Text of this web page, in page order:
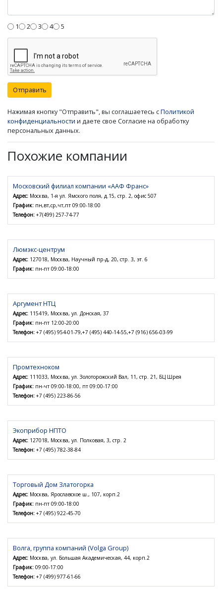
1 2 3 4 5
Отправить
Нажимая кнопку "Отправить", вы соглашаетесь сПолитикой
конфиденциальности и даете свое Согласие на обработку
персональных данных.
Похожие компании
Московский филиал компании «ААФ Франс»
Адрес: Москва, 1-я ул. Ямского поля, д.15, стр. 2, офис 507
График: пн,вт,ср,чт,пт 09:00-18:00
Телефон: +7(499) 257-74-77
Люмэкс-центрум
Адрес: 127018, Москва, Научный пр-д, 20, стр. 3, эт. 6
График: пн-пт 09:00-18:00
Аргумент НТЦ
Адрес: 115419, Москва, ул. Донская, 37
График: пн-пт 12:00-20:00
Телефон: +7 (495) 954-01-79,+7 (495) 440-14-55,+7 (916) 656-03-99
Промтехноком
Адрес: 111033, Москва, ул. Золоторожский Вал, 11, стр. 21, БЦ Шрея
График: пн-чт 09:00-18:00, пт 09:00-17:00
Телефон: +7 (495) 223-86-56
Экоприбор НПТО
Адрес: 127018, Москва, ул. Полковая, 3, стр. 2
Телефон: +7 (495) 782-38-84
Торговый Дом Златогорка
Адрес: Москва, Ярославское ш., 107, корп.2
График: пн-пт 09:00-18:00
Телефон: +7 (495) 922-45-70
Волга, группа компаний (Volga Group)
Адрес: Москва, ул. Большая Академическая, 44, корп.2
График: 09:00-17:00
Телефон: +7 (499) 977-61-66